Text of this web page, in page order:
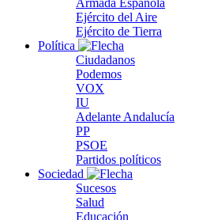
Armada Española
Ejército del Aire
Ejército de Tierra
Política
Ciudadanos
Podemos
VOX
IU
Adelante Andalucía
PP
PSOE
Partidos políticos
Sociedad
Sucesos
Salud
Educación